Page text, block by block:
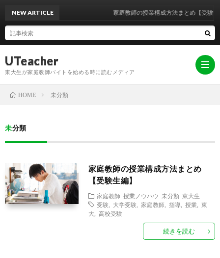
UTeacher
東大生が家庭教師バイトを始める時に読むメディア
ー
家
師
生
金
授
NEW ARTICLE 家庭教師の授業構成方法まとめ【受験生
HOME 未分類
未分類
家庭教師の授業構成方法まとめ
【受験生編】
家庭教師 授業ノウハウ 未分類 東大生
受験, 大学受験, 家庭教師, 指導 授業
東
大
高校受験
続きを読む